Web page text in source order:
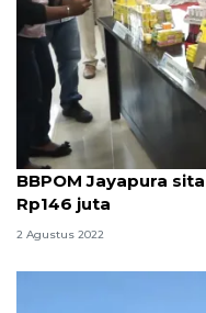
BBPOM Jayapura
Rp146 juta
2 Agustus 2022